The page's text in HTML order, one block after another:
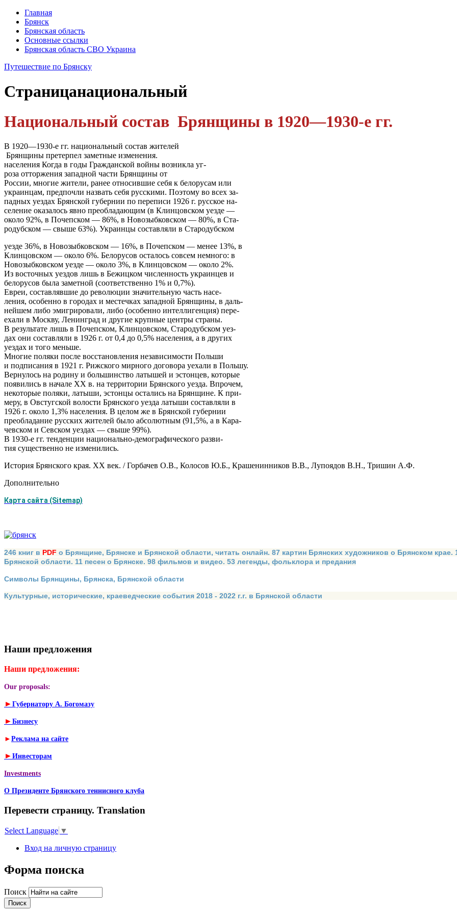
Главная
Брянск
Брянская область
Основные ссылки
Брянская область СВО Украина
Путешествие по Брянску
Страницанациональный
Национальный состав Брянщины в 1920—1930-е гг.
В 1920—1930-е гг. национальный состав жителей
Брянщины претерпел заметные изменения.
населения Когда в годы Гражданской войны возникла уг-
роза отторжения западной части Брянщины от
России, многие жители, ранее относившие себя к белорусам или
украинцам, предпочли назвать себя русскими. Поэтому во всех за-
падных уездах Брянской губернии по переписи 1926 г. русское на-
селение оказалось явно преобладающим (в Клинцовском уезде —
около 92%, в Почепском — 86%, в Новозыбковском — 80%, в Ста-
родубском — свыше 63%). Украинцы составляли в Стародубском
уезде 36%, в Новозыбковском — 16%, в Почепском — менее 13%, в
Клинцовском — около 6%. Белорусов осталось совсем немного: в
Новозыбковском уезде — около 3%, в Клинцовском — около 2%.
Из восточных уездов лишь в Бежицком численность украинцев и
белорусов была заметной (соответственно 1% и 0,7%).
Евреи, составлявшие до революции значительную часть насе-
ления, особенно в городах и местечках западной Брянщины, в даль-
нейшем либо эмигрировали, либо (особенно интеллигенция) пере-
ехали в Москву, Ленинград и другие крупные центры страны.
В результате лишь в Почепском, Клинцовском, Стародубском уез-
дах они составляли в 1926 г. от 0,4 до 0,5% населения, а в других
уездах и того меньше.
Многие поляки после восстановления независимости Польши
и подписания в 1921 г. Рижского мирного договора уехали в Польшу.
Вернулось на родину и большинство латышей и эстонцев, которые
появились в начале XX в. на территории Брянского уезда. Впрочем,
некоторые поляки, латыши, эстонцы остались на Брянщине. К при-
меру, в Овстугской волости Брянского уезда латыши составляли в
1926 г. около 1,3% населения. В целом же в Брянской губернии
преобладание русских жителей было абсолютным (91,5%, а в Кара-
чевском и Севском уездах — свыше 99%).
В 1930-е гг. тенденции национально-демографического разви-
тия существенно не изменились.
История Брянского края. XX век. / Горбачев О.В., Колосов Ю.Б., Крашенинников В.В., Лупоядов В.Н., Тришин А.Ф.
Дополнительно
Карта сайта (Sitemap)
246 книг в PDF о Брянщине, Брянске и Брянской области, читать онлайн. 87 картин Брянских художников о Брянском
Брянской области. 11 песен о Брянске. 98 фильмов и видео. 53 легенды, фольклора и предания
Символы Брянщины, Брянска, Брянской области
Культурные, исторические, краеведческие события 2018 - 2022 г.г. в Брянской области
Наши предложения
Наши предложения:
Our proposals:
► Губернатору А. Богомазу
► Бизнесу
► Реклама на сайте
► Инвесторам
Investments
О Президенте Брянского теннисного клуба
Перевести страницу. Translation
Select Language ▼
Вход на личную страницу
Форма поиска
Поиск